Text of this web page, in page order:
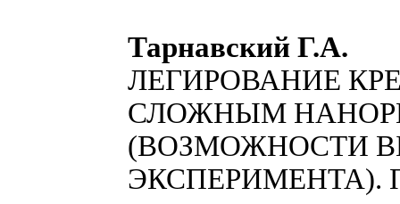
Тарнавский Г.А.
ЛЕГИРОВАНИЕ
СЛОЖНЫМ
(ВОЗМОЖНОСТИ
ЭКСПЕРИМЕНТА).